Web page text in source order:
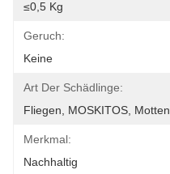
≤0,5 Kg
Geruch:
Keine
Art Der Schädlinge:
Fliegen, MOSKITOS, Motten
Merkmal:
Nachhaltig